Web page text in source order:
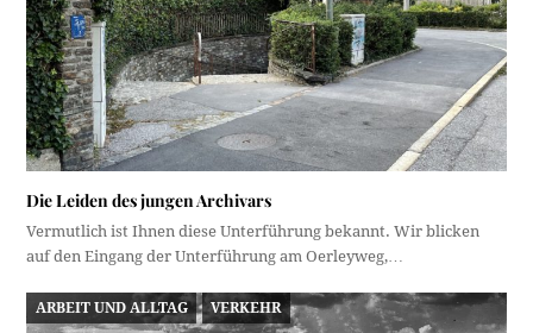
Die Leiden des jungen Archivars
Vermutlich ist Ihnen diese Unterführung bekannt. Wir blicken
auf den Eingang der Unterführung am Oerleyweg,…
ARBEIT UND ALLTAG VERKEHR